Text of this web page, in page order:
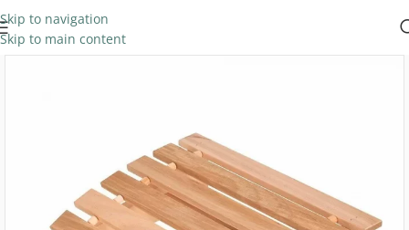
Skip to navigation
Skip to main content